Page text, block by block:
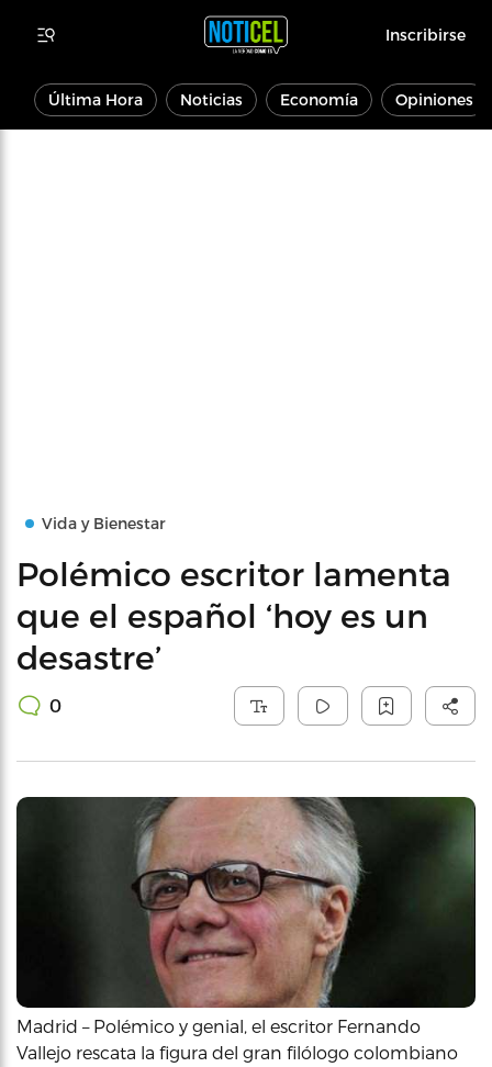
Inscribirse
Última Hora Noticias Economía Opiniones
Vida y Bienestar
Polémico escritor lamenta
que el español ‘hoy es un
desastre’
0
Madrid – Polémico y genial, el escritor Fernando
Vallejo rescata la figura del gran filólogo colombiano